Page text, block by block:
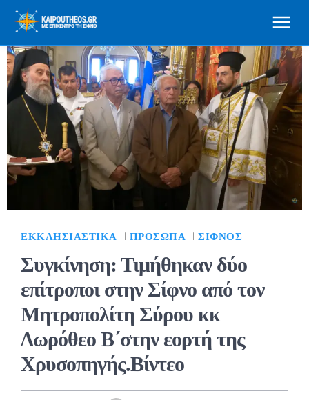
ΕΚΚΛΗΣΙΑΣΤΙΚΆ ΠΡΌΣΩΠΑ ΣΊΦΝΟΣ
Συγκίνηση: Τιμήθηκαν δύο
επίτροποι στην Σίφνο από τον
Μητροπολίτη Σύρου κκ
Δωρόθεο Β΄στην εορτή της
Χρυσοπηγής.Βίντεο